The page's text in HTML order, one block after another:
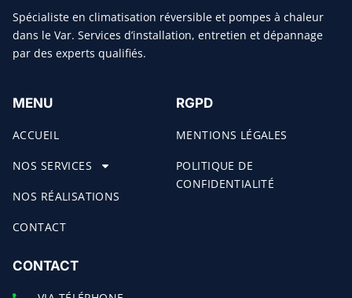
Spécialiste en climatisation réversible et pompes à chaleur
dans le Var. Services d’installation, entretien et dépannage
par des experts qualifiés.
MENU
ACCUEIL
NOS SERVICES
NOS RÉALISATIONS
CONTACT
RGPD
MENTIONS LÉGALES
POLITIQUE DE
CONFIDENTIALITÉ
CONTACT